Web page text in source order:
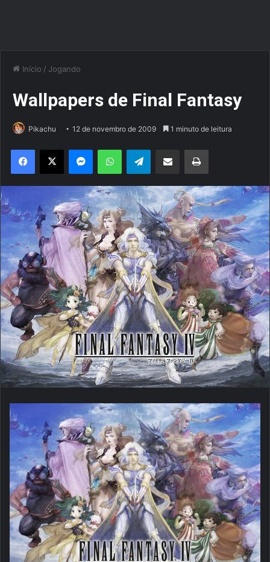
Início / Jogando
Wallpapers de Final Fantasy
Pikachu 12 de novembro de 2009 1 minuto de leitura